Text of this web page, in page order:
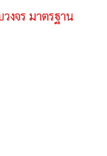
งจร มาตรฐาน